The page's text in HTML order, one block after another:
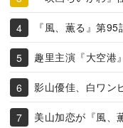
『風、薫る』第95
趣里主演『大空港
影山優佳、白ワン
美山加恋が『風、